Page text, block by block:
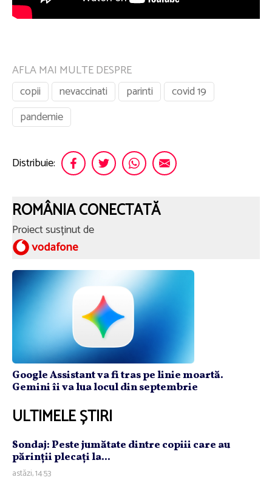
AFLA MAI MULTE DESPRE
copii
nevaccinati parinti
covid 19
pandemie
Distribuie:
ROMÂNIA CONECTATĂ
Proiect susținut de
Google Assistant va fi tras pe linie moartă.
Gemini îi va lua locul din septembrie
ULTIMELE ȘTIRI
Sondaj: Peste jumătate dintre copiii care au
părinţii plecaţi la...
astăzi, 14:53